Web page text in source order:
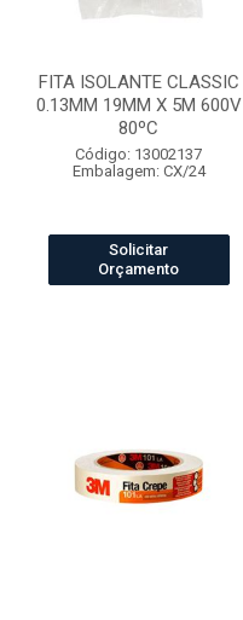
FITA ISOLANTE CLASSIC
0.13MM 19MM X 5M 600V
80ºC
Código: 13002137
Embalagem: CX/24
Solicitar
Orçamento